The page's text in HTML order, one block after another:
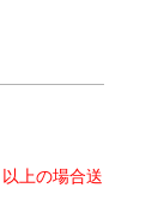
上の場合送